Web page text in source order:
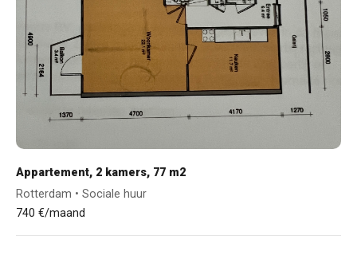
Appartement, 2 kamers, 77 m2
Rotterdam • Sociale huur
740 €/maand